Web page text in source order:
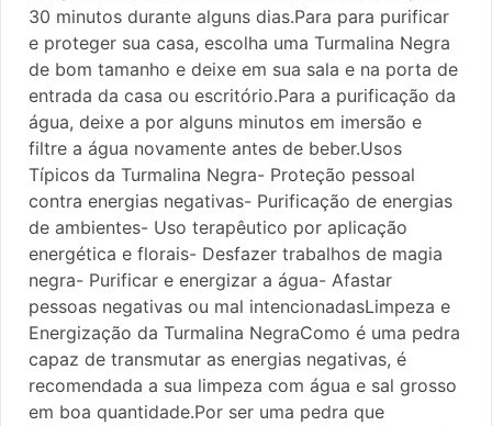
30 minutos durante alguns dias.Para para purificar
e proteger sua casa, escolha uma Turmalina Negra
de bom tamanho e deixe em sua sala e na porta de
entrada da casa ou escritório.Para a purificação da
água, deixe a por alguns minutos em imersão e
filtre a água novamente antes de beber.Usos
Típicos da Turmalina Negra- Proteção pessoal
contra energias negativas- Purificação de energias
de ambientes- Uso terapêutico por aplicação
energética e florais- Desfazer trabalhos de magia
negra- Purificar e energizar a água- Afastar
pessoas negativas ou mal intencionadasLimpeza e
Energização da Turmalina NegraComo é uma pedra
capaz de transmutar as energias negativas, é
recomendada a sua limpeza com água e sal grosso
em boa quantidade.Por ser uma pedra que